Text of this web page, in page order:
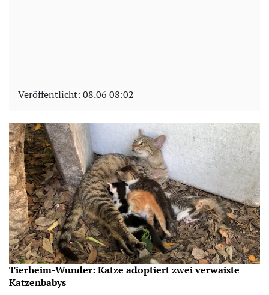
Veröffentlicht: 08.06 08:02
Tierheim-Wunder: Katze adoptiert zwei verwaiste
Katzenbabys